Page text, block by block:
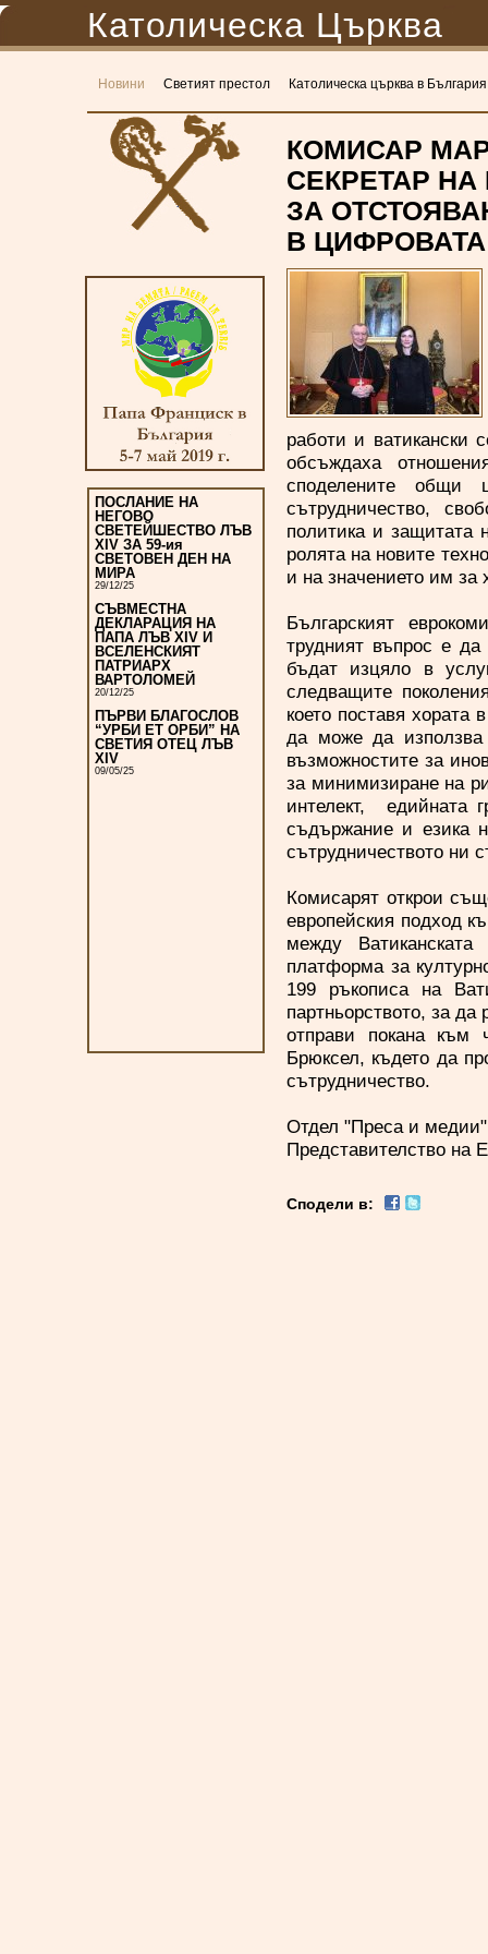
Католическа Църква
Новини Светият престол Католическа църква в България
ПОСЛАНИЕ НА
НЕГОВО
СВЕТЕЙШЕСТВО ЛЪВ
XIV ЗА 59-ия
СВЕТОВЕН ДЕН НА
МИРА
29/12/25
СЪВМЕСТНА
ДЕКЛАРАЦИЯ НА
ПАПА ЛЪВ XIV И
ВСЕЛЕНСКИЯТ
ПАТРИАРХ
ВАРТОЛОМЕЙ
20/12/25
ПЪРВИ БЛАГОСЛОВ
“УРБИ ЕТ ОРБИ” НА
СВЕТИЯ ОТЕЦ ЛЪВ
XIV
09/05/25
КОМИСАР
СЕКРЕТАР
ЗА
В
работи и ватикански
обсъждаха
споделените общи
сътрудничество,
политика и защитата
ролята на новите
и на значението им за
Българският
трудният въпрос е да
бъдат изцяло в
следващите
което поставя хората
да може да
възможностите за
за минимизиране на
интелект, едийната
съдържание и езика
сътрудничеството ни
Комисарят открои
европейския подход
между
платформа за
199 ръкописа на
партньорството, за
отправи покана към
Брюксел, където да
сътрудничество.
Отдел "Преса и медии"
Представителство на
Сподели в: